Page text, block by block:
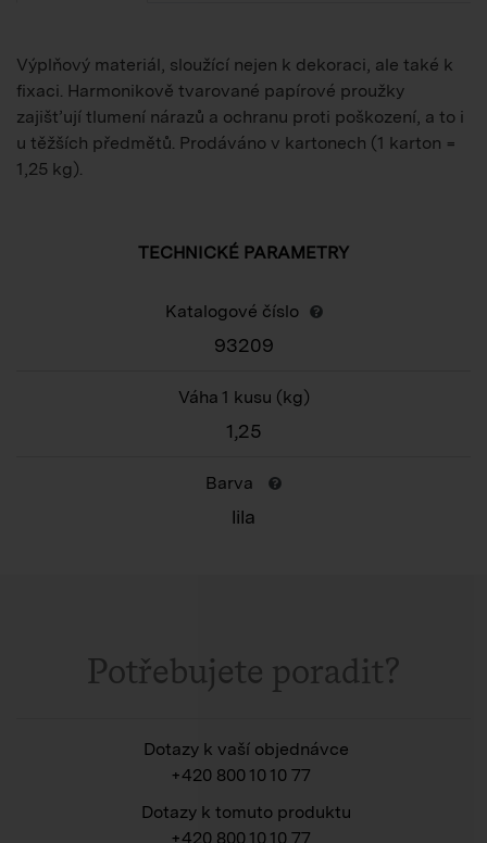
Výplňový materiál, sloužící nejen k dekoraci, ale také k
fixaci. Harmonikově tvarované papírové proužky
zajišťují tlumení nárazů a ochranu proti poškození, a to i
u těžších předmětů. Prodáváno v kartonech (1 karton =
1,25 kg).
TECHNICKÉ PARAMETRY
Katalogové číslo
93209
Váha 1 kusu (kg)
1,25
Barva
lila
Potřebujete poradit?
Dotazy k vaší objednávce
+420 800 10 10 77
Dotazy k tomuto produktu
+420 800 10 10 77